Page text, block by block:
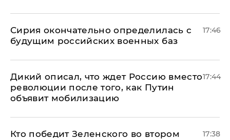
Сирия окончательно определилась с
будущим российских военных баз
17:46
Дикий описал, что ждет Россию вместо
революции после того, как Путин
объявит мобилизацию
17:44
Кто победит Зеленского во втором
17:38